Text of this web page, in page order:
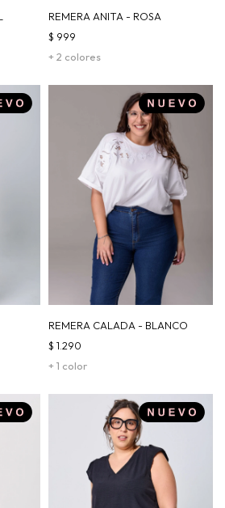
REMERA ANITA - ROSA
+ 2 colores
$ 999
REMERA CALADA - BLANCO
+ 1 color
$ 1.290